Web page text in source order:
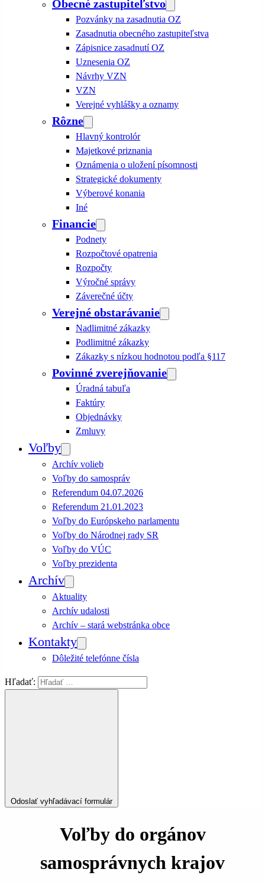
Obecné zastupiteľstvo
Pozvánky na zasadnutia OZ
Zasadnutia obecného zastupiteľstva
Zápisnice zasadnutí OZ
Uznesenia OZ
Návrhy VZN
VZN
Verejné vyhlášky a oznamy
Rôzne
Hlavný kontrolór
Majetkové priznania
Oznámenia o uložení písomnosti
Strategické dokumenty
Výberové konania
Iné
Financie
Podnety
Rozpočtové opatrenia
Rozpočty
Výročné správy
Záverečné účty
Verejné obstarávanie
Nadlimitné zákazky
Podlimitné zákazky
Zákazky s nízkou hodnotou podľa §117
Povinné zverejňovanie
Úradná tabuľa
Faktúry
Objednávky
Zmluvy
Voľby
Archív volieb
Voľby do samospráv
Referendum 04.07.2026
Referendum 21.01.2023
Voľby do Európskeho parlamentu
Voľby do Národnej rady SR
Voľby do VÚC
Voľby prezidenta
Archív
Aktuality
Archív udalosti
Archív – stará webstránka obce
Kontakty
Dôležité telefónne čísla
Hľadať:
Odoslať vyhľadávací formulár
Voľby do orgánov
samosprávnych krajov